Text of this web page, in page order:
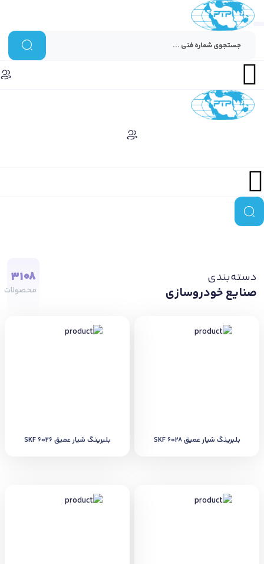
دسته‌بندی
صنایع خودروسازی
3108
محصولات
بلبرینگ شیار عمیق SKF 6028 بلبرینگ شیار عمیق SKF 6026